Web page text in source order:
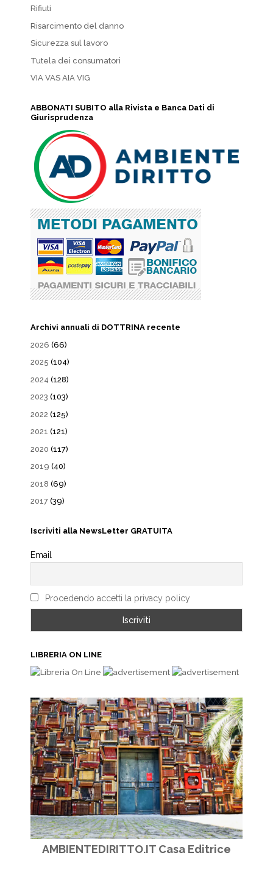
Rifiuti
Risarcimento del danno
Sicurezza sul lavoro
Tutela dei consumatori
VIA VAS AIA VIG
ABBONATI SUBITO alla Rivista e Banca Dati di
Giurisprudenza
Archivi annuali di DOTTRINA recente
2026 (66)
2025 (104)
2024 (128)
2023 (103)
2022 (125)
2021 (121)
2020 (117)
2019 (40)
2018 (69)
2017 (39)
Iscriviti alla NewsLetter GRATUITA
Email
Procedendo accetti la privacy policy
LIBRERIA ON LINE
AMBIENTEDIRITTO.IT Casa Editrice